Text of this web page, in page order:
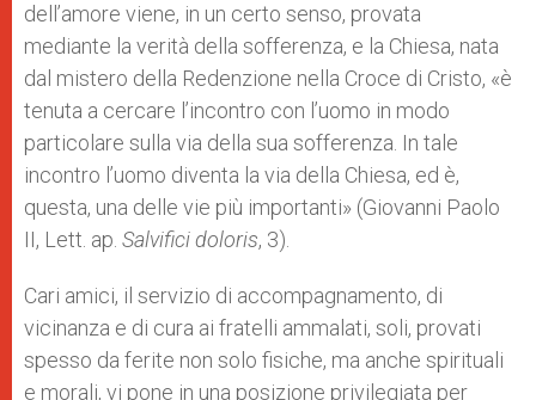
dell’amore viene, in un certo senso, provata
mediante la verità della sofferenza, e la Chiesa, nata
dal mistero della Redenzione nella Croce di Cristo, «è
tenuta a cercare l’incontro con l’uomo in modo
particolare sulla via della sua sofferenza. In tale
incontro l’uomo diventa la via della Chiesa, ed è,
questa, una delle vie più importanti» (Giovanni Paolo
II, Lett. ap. Salvifici doloris, 3).
Cari amici, il servizio di accompagnamento, di
vicinanza e di cura ai fratelli ammalati, soli, provati
spesso da ferite non solo fisiche, ma anche spirituali
e morali, vi pone in una posizione privilegiata per